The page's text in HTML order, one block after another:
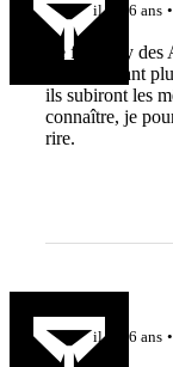
il y a 6 ans
Le fair-play
C'est d'autant
ils subiront les
connaître, je
rire.
il y a 6 ans